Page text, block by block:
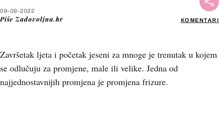
09-09-2022
Piše Zadovoljna.hr KOMENTARI
Završetak ljeta i početak jeseni za mnoge je trenutak u kojem
se odlučuju za promjene, male ili velike. Jedna od
najjednostavnijih promjena je promjena frizure.